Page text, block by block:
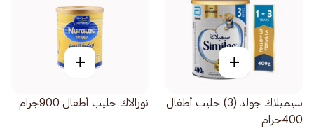
+
سيميلاك جولد (3) حليب أطفال
400جرام
+
نورالاك حليب أطفال 900جرام